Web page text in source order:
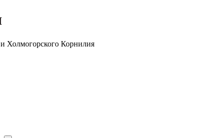
Холмогорского Корнилия